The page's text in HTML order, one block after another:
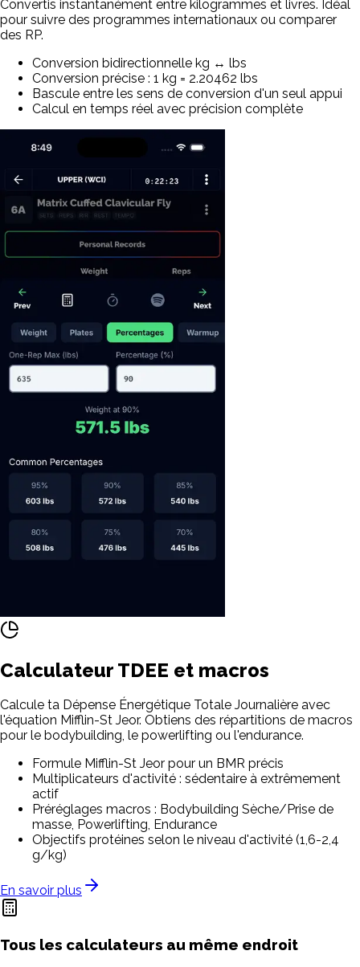
Convertis instantanément entre kilogrammes et livres. Idéal
pour suivre des programmes internationaux ou comparer
des RP.
Conversion bidirectionnelle kg ↔ lbs
Conversion précise : 1 kg = 2.20462 lbs
Bascule entre les sens de conversion d'un seul appui
Calcul en temps réel avec précision complète
Calculateur TDEE et macros
Calcule ta Dépense Énergétique Totale Journalière avec
l'équation Mifflin-St Jeor. Obtiens des répartitions de macros
pour le bodybuilding, le powerlifting ou l'endurance.
Formule Mifflin-St Jeor pour un BMR précis
Multiplicateurs d'activité : sédentaire à extrêmement
actif
Préréglages macros : Bodybuilding Sèche/Prise de
masse, Powerlifting, Endurance
Objectifs protéines selon le niveau d'activité (1,6-2,4
g/kg)
En savoir plus
Tous les calculateurs au même endroit